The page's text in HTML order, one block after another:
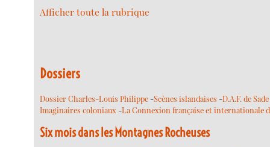
Afficher toute la rubrique
Dossiers
Dossier Charles-Louis Philippe -Scènes islandaises -D.A.F. de Sade
Imaginaires coloniaux -La Connexion française et internationale
Six mois dans les Montagnes Rocheuses